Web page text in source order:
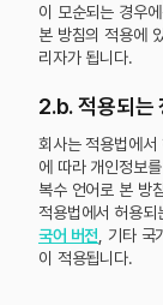
이 모순되는 경우
본 방침의 적용에
리자가 됩니다.
2.b. 적용되는
회사는 적용법에서
에 따라 개인정보
복수 언어로 본 방
적용법에서 허용
국어 버전 , 기타
이 적용됩니다.